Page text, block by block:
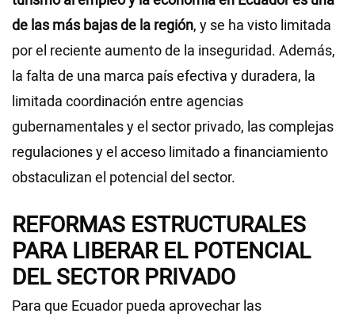
de las más bajas de la región, y se ha visto limitada
por el reciente aumento de la inseguridad. Además,
la falta de una marca país efectiva y duradera, la
limitada coordinación entre agencias
gubernamentales y el sector privado, las complejas
regulaciones y el acceso limitado a financiamiento
obstaculizan el potencial del sector.
REFORMAS ESTRUCTURALES
PARA LIBERAR EL POTENCIAL
DEL SECTOR PRIVADO
Para que Ecuador pueda aprovechar las